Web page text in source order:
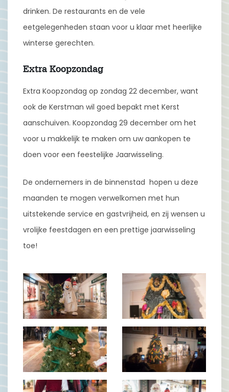
drinken. De restaurants en de vele
eetgelegenheden staan voor u klaar met heerlijke
winterse gerechten.
Extra Koopzondag
Extra Koopzondag op zondag 22 december, want
ook de Kerstman wil goed bepakt met Kerst
aanschuiven. Koopzondag 29 december om het
voor u makkelijk te maken om uw aankopen te
doen voor een feestelijke Jaarwisseling.
De ondernemers in de binnenstad hopen u deze
maanden te mogen verwelkomen met hun
uitstekende service en gastvrijheid, en zij wensen u
vrolijke feestdagen en een prettige jaarwisseling
toe!